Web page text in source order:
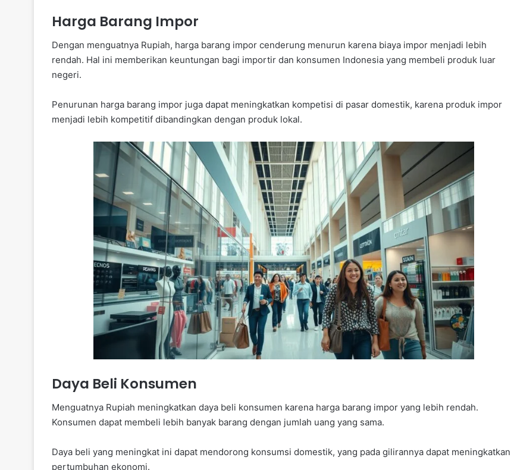
Harga Barang Impor
Dengan menguatnya Rupiah, harga barang impor cenderung menurun karena biaya impor menjadi lebih
rendah. Hal ini memberikan keuntungan bagi importir dan konsumen Indonesia yang membeli produk luar
negeri.
Penurunan harga barang impor juga dapat meningkatkan kompetisi di pasar domestik, karena produk impor
menjadi lebih kompetitif dibandingkan dengan produk lokal.
Daya Beli Konsumen
Menguatnya Rupiah meningkatkan daya beli konsumen karena harga barang impor yang lebih rendah.
Konsumen dapat membeli lebih banyak barang dengan jumlah uang yang sama.
Daya beli yang meningkat ini dapat mendorong konsumsi domestik, yang pada gilirannya dapat meningkatkan
pertumbuhan ekonomi.